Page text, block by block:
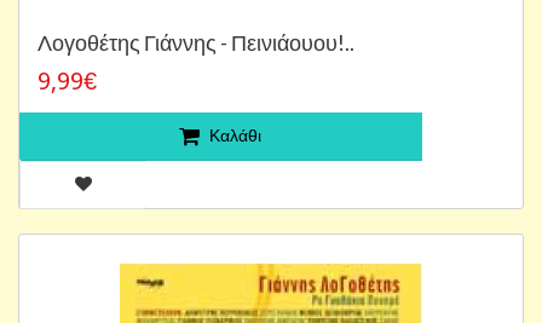
Λογοθέτης Γιάννης - Πεινιάουου!..
9,99€
Καλάθι